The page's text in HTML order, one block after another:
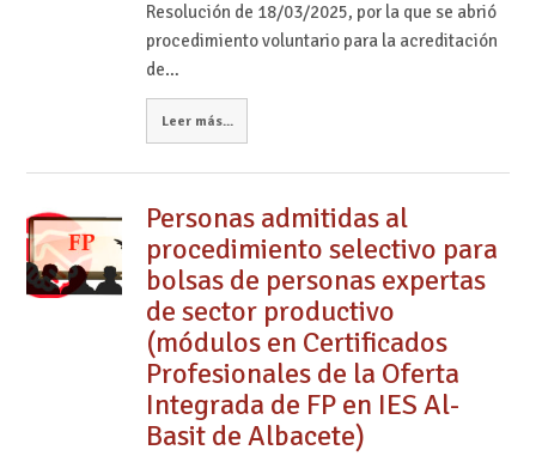
Resolución de 18/03/2025, por la que se abrió
procedimiento voluntario para la acreditación
de…
Leer más...
Personas admitidas al
procedimiento selectivo para
bolsas de personas expertas
de sector productivo
(módulos en Certificados
Profesionales de la Oferta
Integrada de FP en IES Al-
Basit de Albacete)